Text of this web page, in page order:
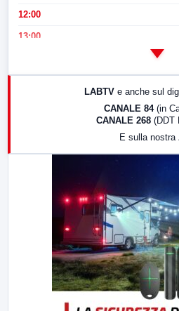
12:00
13:00
LABTV e anche sul
CANALE 84 (in
CANALE 268 (DDT
E sulla nostra